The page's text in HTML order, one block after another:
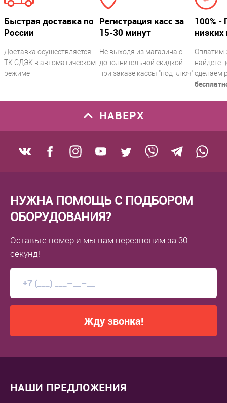
Быстрая доставка по
России
Доставка осуществляется
ТК СДЭК в автоматическом
режиме
Регистрация касс за
15-30 минут
Не выходя из магазина с
дополнительной скидкой
при заказе кассы "под ключ"
100% -
низких
Оплатим
найдете
сделаем
НАВЕРХ
НУЖНА ПОМОЩЬ С ПОДБОРОМ
ОБОРУДОВАНИЯ?
Оставьте номер и мы вам перезвоним за 30
секунд!
Жду звонка!
НАШИ ПРЕДЛОЖЕНИЯ